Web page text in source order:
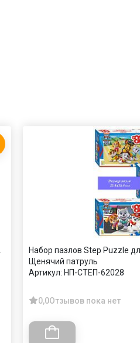
Набор пазлов Step Puzzle
Щенячий патруль
Артикул: НП-СТЕП-62028
0,0Отзывов пока нет